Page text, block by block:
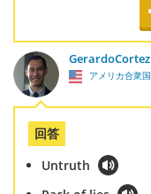
GerardoCortez
アメリカ合衆国
回答
Untruth